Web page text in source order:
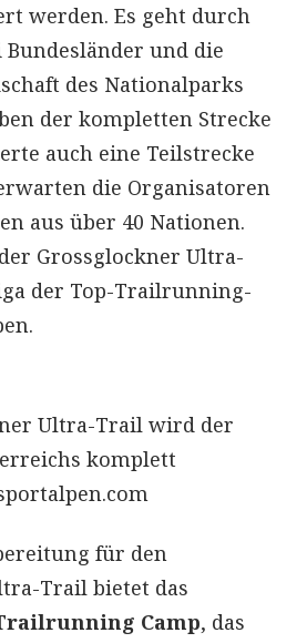
werden. Es geht durch
Bundesländer und die
des Nationalparks
der kompletten Strecke
auch eine Teilstrecke
die Organisatoren
aus über 40 Nationen.
Grossglockner Ultra-
der Top-Trailrunning-
Ultra-Trail wird der
komplett
für den
Trail bietet das
Camp, das